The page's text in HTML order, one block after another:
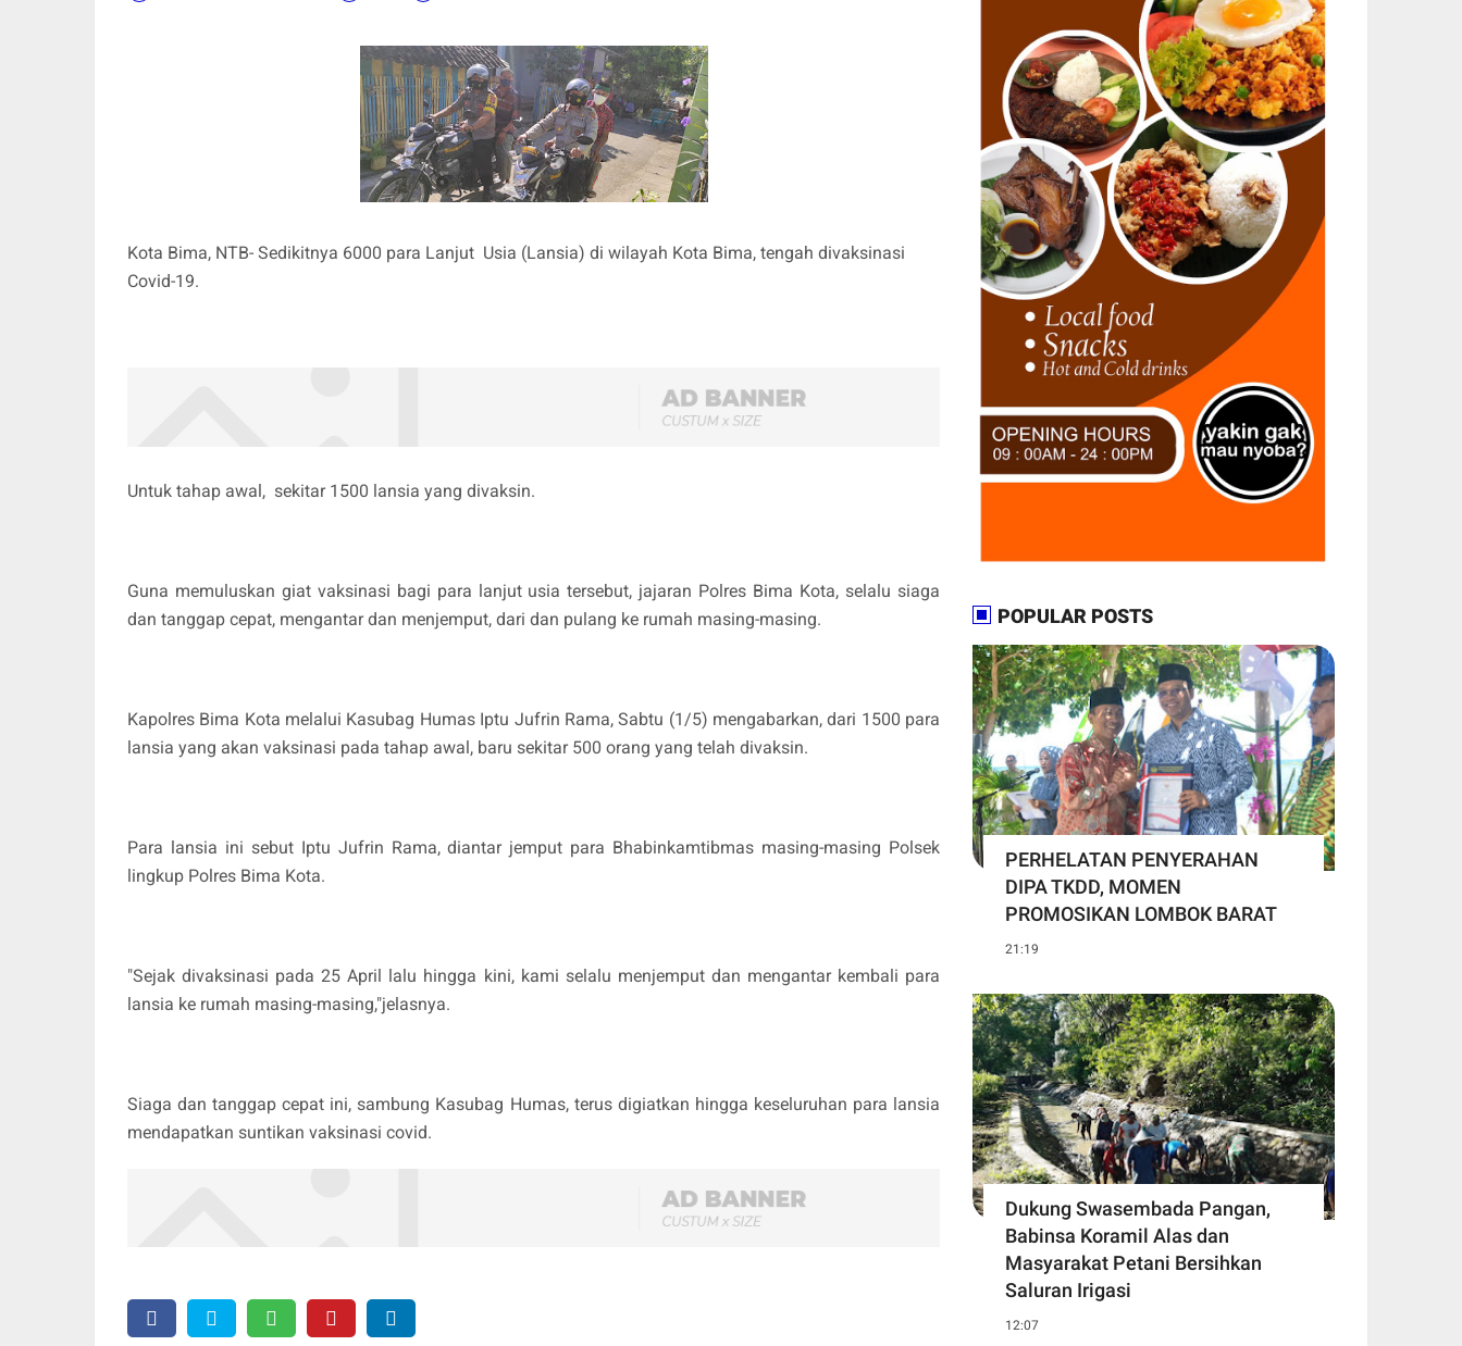
Kota Bima, NTB- Sedikitnya 6000 para Lanjut Usia (Lansia) di wilayah Kota Bima, tengah divaksinasi
Covid-19.
Untuk tahap awal, sekitar 1500 lansia yang divaksin.
Guna memuluskan giat vaksinasi bagi para lanjut usia tersebut, jajaran Polres Bima Kota, selalu siaga
dan tanggap cepat, mengantar dan menjemput, dari dan pulang ke rumah masing-masing.
Kapolres Bima Kota melalui Kasubag Humas Iptu Jufrin Rama, Sabtu (1/5) mengabarkan, dari 1500 para
lansia yang akan vaksinasi pada tahap awal, baru sekitar 500 orang yang telah divaksin.
Para lansia ini sebut Iptu Jufrin Rama, diantar jemput para Bhabinkamtibmas masing-masing Polsek
lingkup Polres Bima Kota.
"Sejak divaksinasi pada 25 April lalu hingga kini, kami selalu menjemput dan mengantar kembali para
lansia ke rumah masing-masing,"jelasnya.
Siaga dan tanggap cepat ini, sambung Kasubag Humas, terus digiatkan hingga keseluruhan para lansia
mendapatkan suntikan vaksinasi covid.
POPULAR POSTS
PERHELATAN PENYERAHAN
DIPA TKDD, MOMEN
PROMOSIKAN LOMBOK BARAT
21:19
Dukung Swasembada Pangan,
Babinsa Koramil Alas dan
Masyarakat Petani Bersihkan
Saluran Irigasi
12:07